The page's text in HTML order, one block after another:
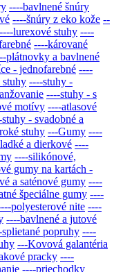
----bavlnené šnúry
----šnúry z eko kože --
----lurexové stuhy ----
----kárované
plátnovky a bavlnené
- jednofarebné ----
----stuhy -
----stuhy - s
motívy ----atlasové
- svadobné a
stuhy ---Gumy ----
a dierkové ----
----silikónové,
gumy na kartách -
a saténové gumy ----
špeciálne gumy ----
polyesterové nite ----
----bavlnené a jutové
popruhy ----
---Kovová galantéria
pracky ----
----priechodky